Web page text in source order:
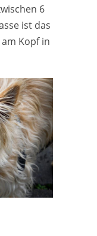
6
ist das
Kopf in